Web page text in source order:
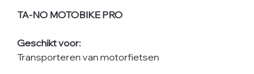
TA-NO MOTOBIKE PRO
Geschikt voor:
Transporteren van motorfietsen